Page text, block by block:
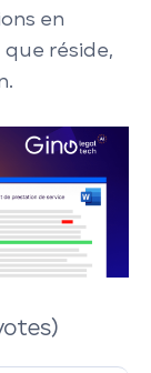
en
que réside,